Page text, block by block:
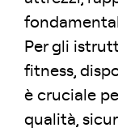
Per gli
fitness,
è cruciale
qualità,